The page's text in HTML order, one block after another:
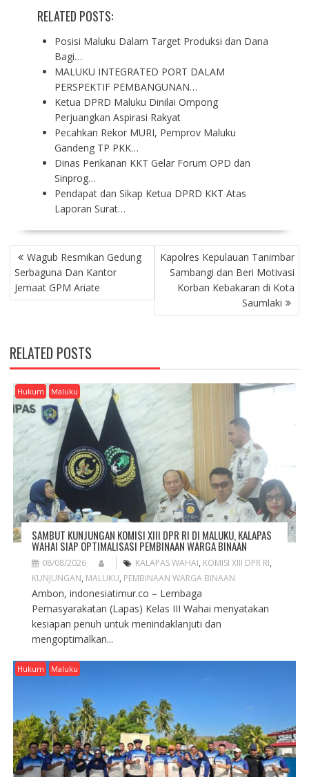
RELATED POSTS:
Posisi Maluku Dalam Target Produksi dan Dana
Bagi…
MALUKU INTEGRATED PORT DALAM
PERSPEKTIF PEMBANGUNAN…
Ketua DPRD Maluku Dinilai Ompong
Perjuangkan Aspirasi Rakyat
Pecahkan Rekor MURI, Pemprov Maluku
Gandeng TP PKK…
Dinas Perikanan KKT Gelar Forum OPD dan
Sinprog…
Pendapat dan Sikap Ketua DPRD KKT Atas
Laporan Surat…
P
O
S
T
V
I
G
A
T
N
Wagub Resmikan Gedung
Serbaguna Dan Kantor
Jemaat GPM Ariate
Kapolres Kepulauan Tanimbar
Sambangi dan Beri Motivasi
Korban Kebakaran di Kota
Saumlaki
RELATED POSTS
Hukum Maluku
SAMBUT KUNJUNGAN KOMISI XIII DPR RI DI MALUKU, KALAPAS
WAHAI SIAP OPTIMALISASI PEMBINAAN WARGA BINAAN
08/08/2026 KALAPAS WAHAI, KOMISI XIII DPR RI,
KUNJUNGAN, MALUKU, PEMBINAAN WARGA BINAAN
Ambon, indonesiatimur.co – Lembaga
Pemasyarakatan (Lapas) Kelas III Wahai menyatakan
kesiapan penuh untuk menindaklanjuti dan
mengoptimalkan...
Hukum Maluku